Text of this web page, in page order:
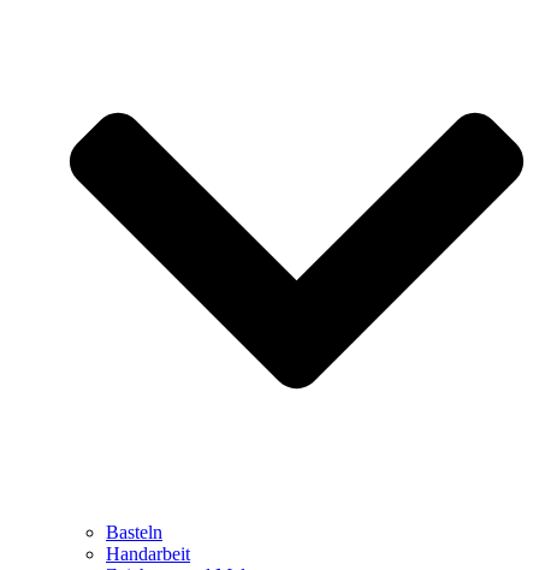
Basteln
Handarbeit